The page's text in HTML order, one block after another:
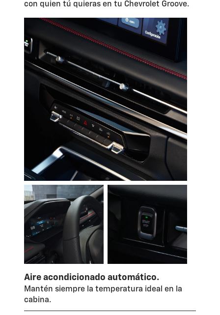
con quien tú quieras en tu Chevrolet Groove.
Aire acondicionado automático.
Mantén siempre la temperatura ideal en la
cabina.